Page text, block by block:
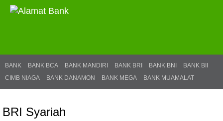
BANK BANK BCA BANK MANDIRI BANK BRI BANK BNI
BANK BII
CIMB NIAGA
BANK DANAMON BANK MEGA BANK MUAMALAT
BRI Syariah